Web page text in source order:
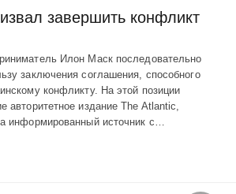
завершить конфликт
Илон Маск последовательно
заключения соглашения, способного
конфликту. На этой позиции
авторитетное издание The Atlantic,
информированный источник с…